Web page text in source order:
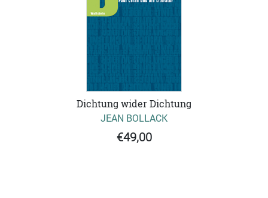
Dichtung wider Dichtung
JEAN BOLLACK
€49,00